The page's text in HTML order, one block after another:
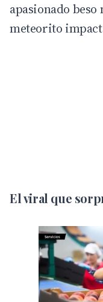
apasionado
meteorito
El viral que